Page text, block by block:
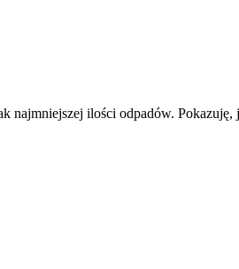
najmniejszej ilości odpadów.